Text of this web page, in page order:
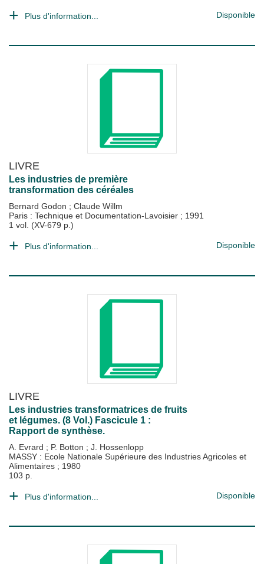
Plus d'information... Disponible
LIVRE
Les industries de première
transformation des céréales
Bernard Godon ; Claude Willm
Paris : Technique et Documentation-Lavoisier ; 1991
1 vol. (XV-679 p.)
Plus d'information... Disponible
LIVRE
Les industries transformatrices de fruits
et légumes. (8 Vol.) Fascicule 1 :
Rapport de synthèse.
A. Evrard ; P. Botton ; J. Hossenlopp
MASSY : Ecole Nationale Supérieure des Industries Agricoles et
Alimentaires ; 1980
103 p.
Plus d'information... Disponible